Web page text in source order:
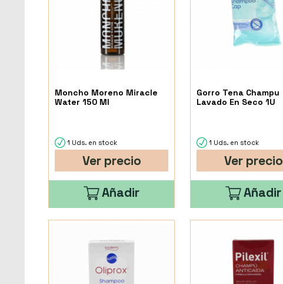
Moncho Moreno Miracle
Water 150 Ml
1 Uds. en stock
Ver precio
Añadir
Gorro Tena Champu
Lavado En Seco 1U
1 Uds. en stock
Ver precio
Añadir